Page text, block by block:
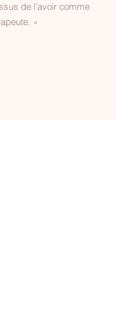
de l’avoir comme
»